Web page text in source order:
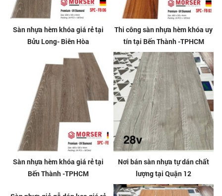
Sàn nhựa hèm khóa giá rẻ tại
Bửu Long- Biên Hòa
Thi công sàn nhựa hèm khóa uy
tín tại Bến Thành -TPHCM
Sàn nhựa hèm khóa giá rẻ tại
Bến Thành -TPHCM
Nơi bán sàn nhựa tự dán chất
lượng tại Quận 12